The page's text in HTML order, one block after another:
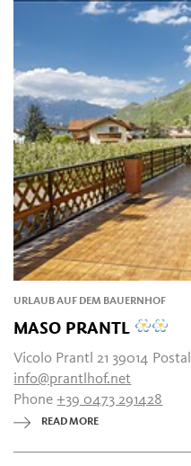
URLAUB AUF DEM BAUERNHOF
MASO PRANTL
Vicolo Prantl 21 39014 Postal
info@prantlhof.net
Phone+39 0473 291428
READ MORE